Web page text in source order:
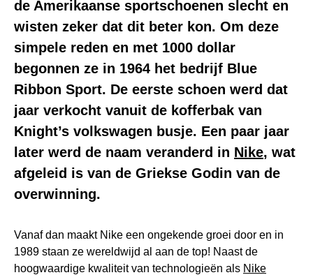
de Amerikaanse sportschoenen slecht en
wisten zeker dat dit beter kon. Om deze
simpele reden en met 1000 dollar
begonnen ze in 1964 het bedrijf Blue
Ribbon Sport. De eerste schoen werd dat
jaar verkocht vanuit de kofferbak van
Knight’s volkswagen busje. Een paar jaar
later werd de naam veranderd in Nike, wat
afgeleid is van de Griekse Godin van de
overwinning.
Vanaf dan maakt Nike een ongekende groei door en in
1989 staan ze wereldwijd al aan de top! Naast de
hoogwaardige kwaliteit van technologieën als Nike